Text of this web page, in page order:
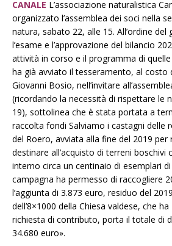
CANALE L’associazione naturalistica
organizzato l’assemblea dei soci nella
natura, sabato 22, alle 15. All’ordine del
l’esame e l’approvazione del bilancio
attività in corso e il programma di quelle
ha già avviato il tesseramento, al costo
Giovanni Bosio, nell’invitare
(ricordando la necessità di rispettare le
19), sottolinea che è stata portata a
raccolta fondi Salviamo i castagni delle
del Roero, avviata alla fine del 2019 per
destinare all’acquisto di terreni boschivi
interno circa un centinaio di esemplari
campagna ha permesso di raccogliere
l’aggiunta di 3.873 euro, residuo del
dell’8×1000 della Chiesa valdese, che
richiesta di contributo, porta il totale di
34.680 euro».